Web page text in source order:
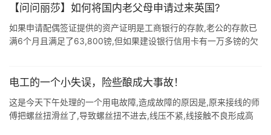
【问问丽莎】如何将国内老父母申请过来英国?
如果申请配偶签证提供的资产证明是工商银行的存款,老公的存款已
满6个月且满足了63,800镑,但如果建设银行信用卡有一万多镑的欠
电工的一个小失误，险些酿成大事故！
这是今天下午处理的一个用电故障,造成故障的原因是,原来接线的师
傅把螺丝扭滑丝了,导致螺丝扭不进去,线压不紧,线接触不良形成高